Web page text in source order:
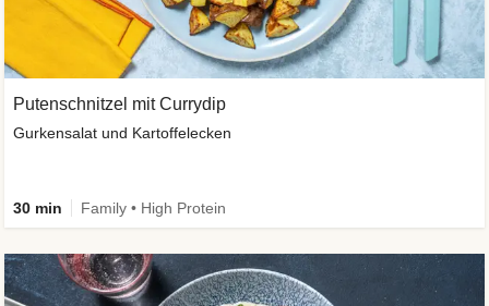
Putenschnitzel mit Currydip
Gurkensalat und Kartoffelecken
30 min Family • High Protein